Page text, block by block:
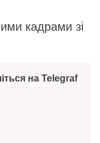
кадрами зі
на Telegraf